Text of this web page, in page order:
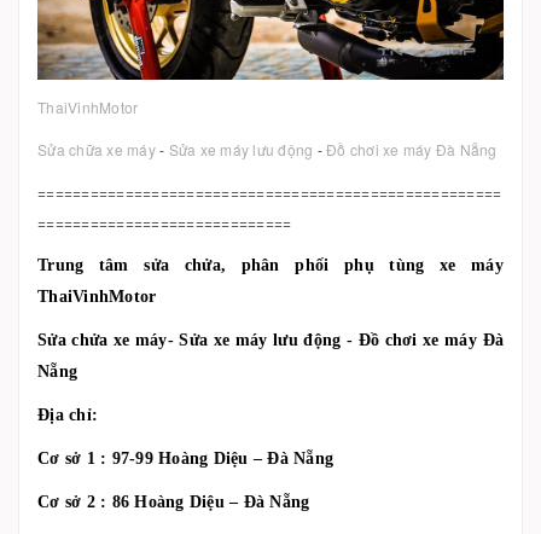
ThaiVinhMotor
Sửa chữa xe máy- Sửa xe máy lưu động -Đồ chơi xe máy Đà Nẵng
=====================================================
=============================
Trung tâm sửa chửa, phân phối phụ tùng xe máy
ThaiVinhMotor
Sửa chửa xe máy- Sửa xe máy lưu động - Đồ chơi xe máy Đà
Nẵng
Địa chỉ:
Cơ sở 1 : 97-99 Hoàng Diệu – Đà Nẵng
Cơ sở 2 : 86 Hoàng Diệu – Đà Nẵng